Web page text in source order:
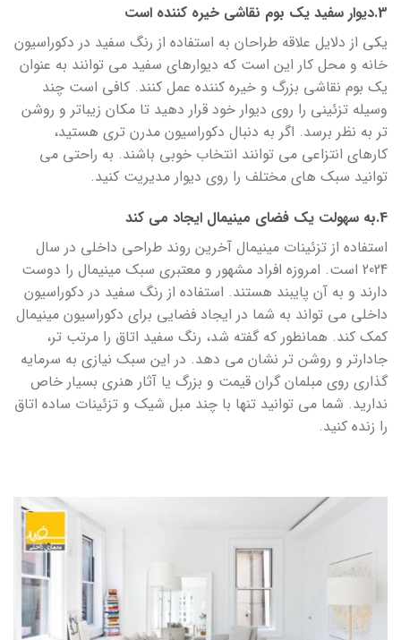
3.دیوار سفید یک بوم نقاشی خیره کننده است
یکی از دلایل علاقه طراحان به استفاده از رنگ سفید در دکوراسیون
خانه و محل کار این است که دیوارهای سفید می توانند به عنوان
یک بوم نقاشی بزرگ و خیره کننده عمل کنند. کافی است چند
وسیله تزئینی را روی دیوار خود قرار دهید تا مکان زیباتر و روشن
تر به نظر برسد. اگر به دنبال دکوراسیون مدرن تری هستید،
کارهای انتزاعی می توانند انتخاب خوبی باشند. به راحتی می
توانید سبک های مختلف را روی دیوار مدیریت کنید.
4.به سهولت یک فضای مینیمال ایجاد می کند
استفاده از تزئینات مینیمال آخرین روند طراحی داخلی در سال
2024 است. امروزه افراد مشهور و معتبری سبک مینیمال را دوست
دارند و به آن پایبند هستند. استفاده از رنگ سفید در دکوراسیون
داخلی می تواند به شما در ایجاد فضایی برای دکوراسیون مینیمال
کمک کند. همانطور که گفته شد، رنگ سفید اتاق را مرتب تر،
جادارتر و روشن تر نشان می دهد. در این سبک نیازی به سرمایه
گذاری روی مبلمان گران قیمت و بزرگ یا آثار هنری بسیار خاص
ندارید. شما می توانید تنها با چند مبل شیک و تزئینات ساده اتاق
را زنده کنید.